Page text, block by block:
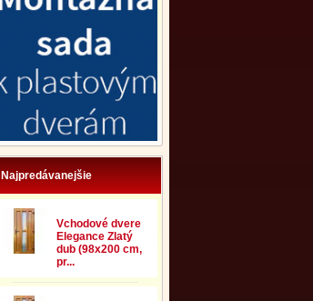
Najpredávanejšie
Vchodové dvere
Elegance Zlatý
dub (98x200 cm,
pr...